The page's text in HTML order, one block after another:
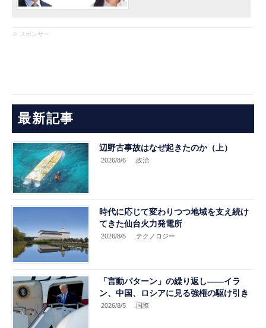
※ スポンサー
最新記事
辺野古事故はなぜ起きたのか（上）
2026/8/6 .政治
時代に応じて変わりつつ地域を支え続け
てきた仙台火力発電所
2026/8/5 .テクノロジー
「言動パターン」の繰り返し――イラ
ン、中国、ロシアに見る強権の駆け引き
2026/8/5 .国際